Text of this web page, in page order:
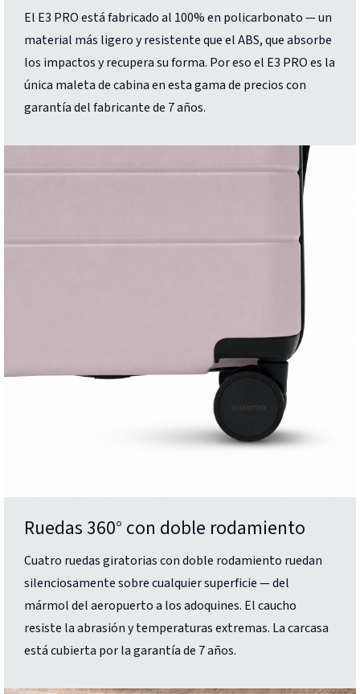
El E3 PRO está fabricado al 100% en policarbonato — un
material más ligero y resistente que el ABS, que absorbe
los impactos y recupera su forma. Por eso el E3 PRO es la
única maleta de cabina en esta gama de precios con
garantía del fabricante de 7 años.
Ruedas 360° con doble rodamiento
Cuatro ruedas giratorias con doble rodamiento ruedan
silenciosamente sobre cualquier superficie — del
mármol del aeropuerto a los adoquines. El caucho
resiste la abrasión y temperaturas extremas. La carcasa
está cubierta por la garantía de 7 años.